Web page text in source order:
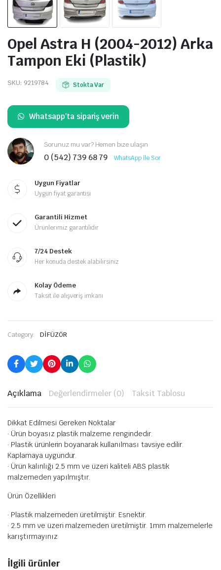
Opel Astra H (2004-2012) Arka
Tampon Eki (Plastik)
SKU: 9219784 Stokta Var
Whatsapp'ta sipariş verin
Sorunuz mu var? Hemen bize ulaşın
0 (542) 739 68 79 WhatsApp ile Sor
Uygun Fiyatlar
Uygun fiyat garantisi
Garantili Hizmet
Ürünlerimiz garantilidir
7/24 Destek
Her konuda destek alabilirsiniz
Kolay Ödeme
Taksit ile alışveriş imkanı
Category: DİFÜZÖR
Açıklama Değerlendirmeler (0) Taksit Tablosu
Dikkat Edilmesi Gereken Noktalar
· Ürün boyasız plastik malzeme rengindedir.
· Plastik ürünlerin boyanarak kullanılması tavsiye edilir.
Kaplamaya uygundur.
· Ürün kalınlığı 2.5 mm ve üzeri kaliteli ABS plastik
malzemeden yapılmıştır.
Ürün Özellikleri
· Plastik malzemeden üretilmiştir. Esnektir.
· 2.5 mm ve üzeri malzemeden üretilmiştir. 1mm malzemelerle
karıştırmayınız
İlgili ürünler